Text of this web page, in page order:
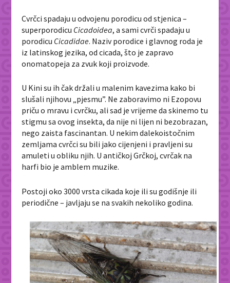
Cvrčci spadaju u odvojenu porodicu od stjenica –
superporodicu Cicadoidea, a sami cvrči spadaju u
porodicu Cicadidae. Naziv porodice i glavnog roda je
iz latinskog jezika, od cicada, što je zapravo
onomatopeja za zvuk koji proizvode.
U Kini su ih čak držali u malenim kavezima kako bi
slušali njihovu „pjesmu”. Ne zaboravimo ni Ezopovu
priču o mravu i cvrčku, ali sad je vrijeme da skinemo tu
stigmu sa ovog insekta, da nije ni lijen ni bezobrazan,
nego zaista fascinantan. U nekim dalekoistočnim
zemljama cvrčci su bili jako cijenjeni i pravljeni su
amuleti u obliku njih. U antičkoj Grčkoj, cvrčak na
harfi bio je amblem muzike.
Postoji oko 3000 vrsta cikada koje ili su godišnje ili
periodične – javljaju se na svakih nekoliko godina.